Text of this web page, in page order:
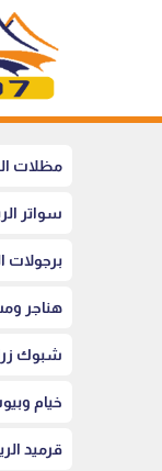
مظلات
سواتر
برجولات
هناجر
شبوك
خيام
قرميد